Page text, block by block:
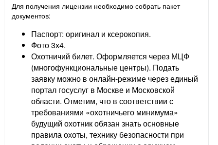
Для получения лицензии необходимо собрать пакет
документов:
Паспорт: оригинал и ксерокопия.
Фото 3х4.
Охотничий билет. Оформляется через МЦФ
(многофункциональные центры). Подать
заявку можно в онлайн-режиме через единый
портал госуслуг в Москве и Московской
области. Отметим, что в соответствии с
требованиями «охотничьего минимума»
будущий охотник обязан знать основные
правила охоты, технику безопасности при